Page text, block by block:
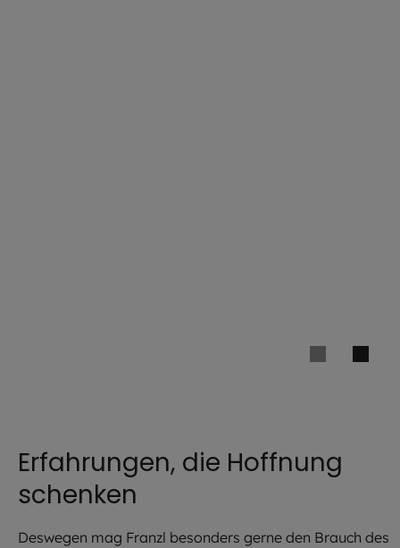
Erfahrungen, die Hoffnung
schenken
Deswegen mag Franzl besonders gerne den Brauch des